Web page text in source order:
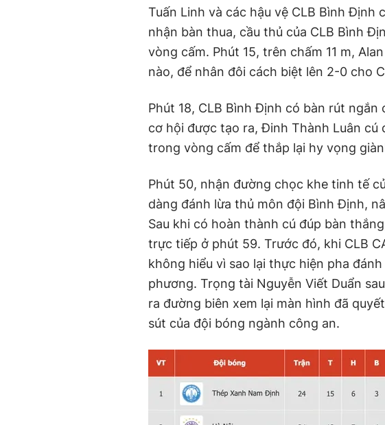
Tuấn Linh và các hậu vệ CLB Bình Định
nhận bàn thua, cầu thủ của CLB Bình
vòng cấm. Phút 15, trên chấm 11 m,
nào, để nhân đôi cách biệt lên 2-0 cho
Phút 18, CLB Bình Định có bàn rút
cơ hội được tạo ra, Đinh Thành Luân
trong vòng cấm để thắp lại hy vọng
Phút 50, nhận đường chọc khe tinh tế
dàng đánh lừa thủ môn đội Bình Định,
Sau khi có hoàn thành cú đúp bàn
trực tiếp ở phút 59. Trước đó, khi CLB
không hiểu vì sao lại thực hiện pha
phương. Trọng tài Nguyễn Viết Duẩn
ra đường biên xem lại màn hình đã
sút của đội bóng ngành công an.